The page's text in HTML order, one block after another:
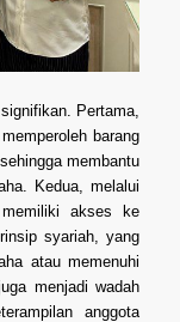
Pertama,
barang
membantu
Kedua, melalui
akses ke
syariah, yang
atau memenuhi
menjadi wadah
anggota